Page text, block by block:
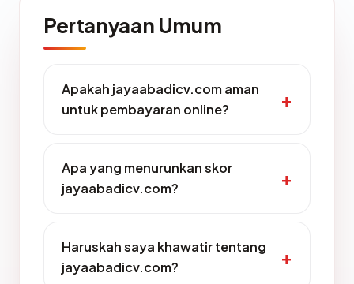
Pertanyaan Umum
Apakah jayaabadicv.com aman
untuk pembayaran online?
Apa yang menurunkan skor
jayaabadicv.com?
Haruskah saya khawatir tentang
jayaabadicv.com?